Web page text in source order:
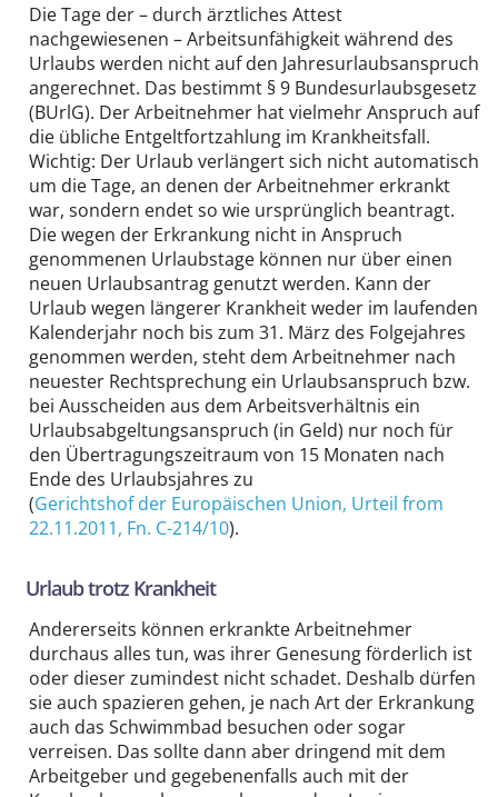
Die Tage der – durch ärztliches Attest
nachgewiesenen – Arbeitsunfähigkeit während des
Urlaubs werden nicht auf den Jahresurlaubsanspruch
angerechnet. Das bestimmt § 9 Bundesurlaubsgesetz
(BUrlG). Der Arbeitnehmer hat vielmehr Anspruch auf
die übliche Entgeltfortzahlung im Krankheitsfall.
Wichtig: Der Urlaub verlängert sich nicht automatisch
um die Tage, an denen der Arbeitnehmer erkrankt
war, sondern endet so wie ursprünglich beantragt.
Die wegen der Erkrankung nicht in Anspruch
genommenen Urlaubstage können nur über einen
neuen Urlaubsantrag genutzt werden. Kann der
Urlaub wegen längerer Krankheit weder im laufenden
Kalenderjahr noch bis zum 31. März des Folgejahres
genommen werden, steht dem Arbeitnehmer nach
neuester Rechtsprechung ein Urlaubsanspruch bzw.
bei Ausscheiden aus dem Arbeitsverhältnis ein
Urlaubsabgeltungsanspruch (in Geld) nur noch für
den Übertragungszeitraum von 15 Monaten nach
Ende des Urlaubsjahres zu
(Gerichtshof der Europäischen Union, Urteil from
22.11.2011, Fn. C-214/10).
Urlaub trotz Krankheit
Andererseits können erkrankte Arbeitnehmer
durchaus alles tun, was ihrer Genesung förderlich ist
oder dieser zumindest nicht schadet. Deshalb dürfen
sie auch spazieren gehen, je nach Art der Erkrankung
auch das Schwimmbad besuchen oder sogar
verreisen. Das sollte dann aber dringend mit dem
Arbeitgeber und gegebenenfalls auch mit der